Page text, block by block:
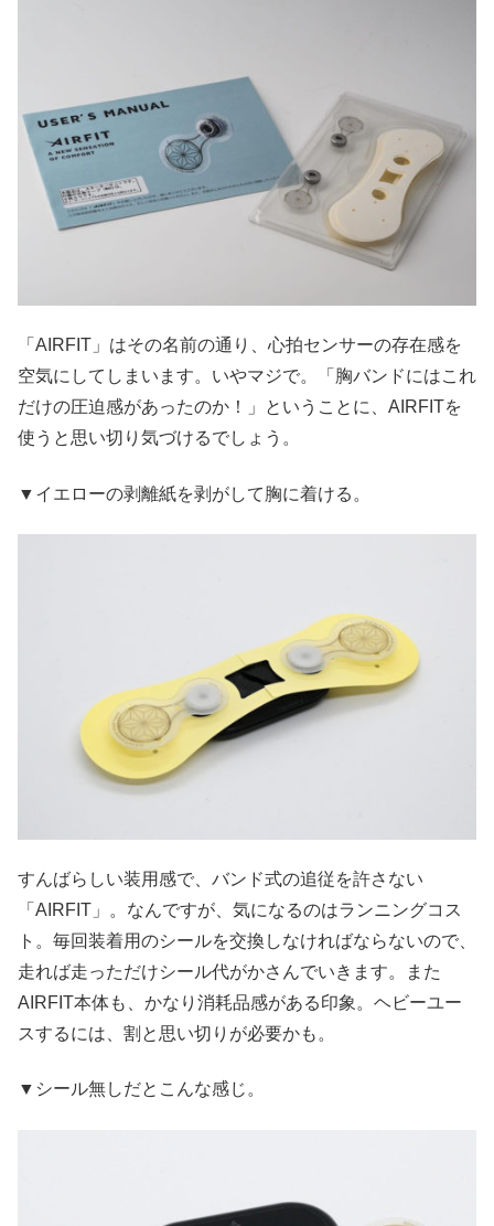
「AIRFIT」はその名前の通り、心拍センサーの存在感を
空気にしてしまいます。いやマジで。「胸バンドにはこれ
だけの圧迫感があったのか！」ということに、AIRFITを
使うと思い切り気づけるでしょう。
▼イエローの剥離紙を剥がして胸に着ける。
すんばらしい装用感で、バンド式の追従を許さない
「AIRFIT」。なんですが、気になるのはランニングコス
ト。毎回装着用のシールを交換しなければならないので、
走れば走っただけシール代がかさんでいきます。また
AIRFIT本体も、かなり消耗品感がある印象。ヘビーユー
スするには、割と思い切りが必要かも。
▼シール無しだとこんな感じ。